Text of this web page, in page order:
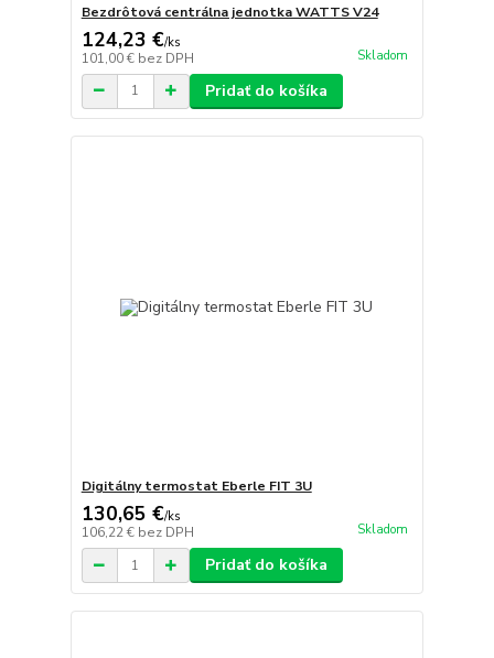
Bezdrôtová centrálna jednotka WATTS V24
124,23 €/ks
101,00 € bez DPH Skladom
Pridať do košíka
Digitálny termostat Eberle FIT 3U
130,65 €/ks
106,22 € bez DPH Skladom
Pridať do košíka